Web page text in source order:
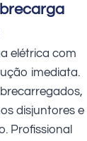
elétrica com
imediata.
disjuntores e
Profissional